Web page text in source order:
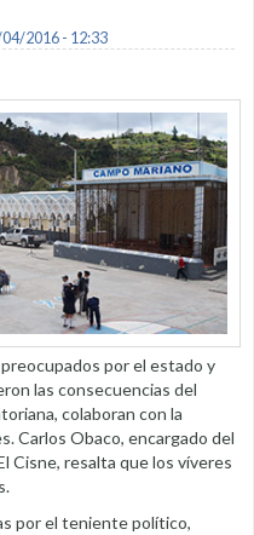
2016 - 12:33
por el estado y
las consecuencias del
colaboran con la
Carlos Obaco, encargado del
Cisne, resalta que los víveres
por el teniente político,